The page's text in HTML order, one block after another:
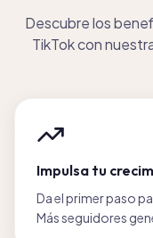
Descubre los
TikTok con
Impulsa tu
Da el primer paso
Más seguidores